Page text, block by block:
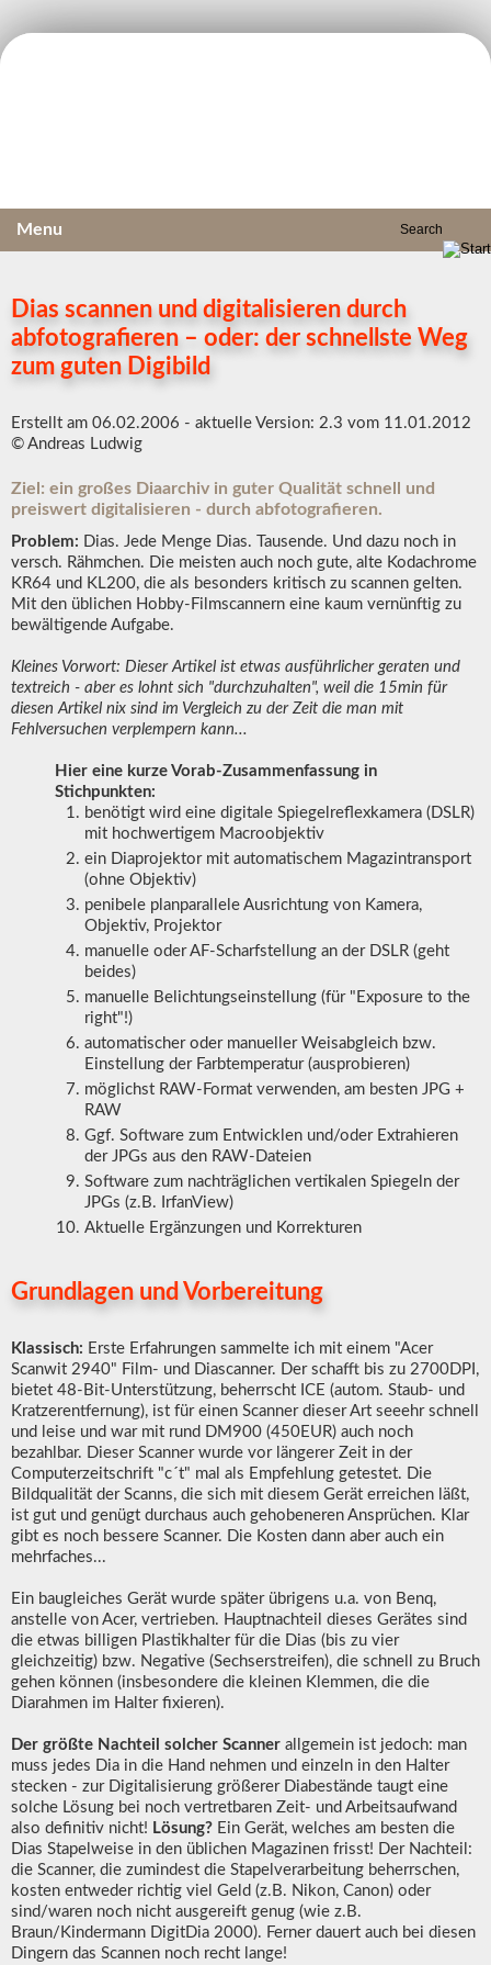
Menu
Dias scannen und digitalisieren durch
abfotografieren – oder: der schnellste Weg
zum guten Digibild
Erstellt am 06.02.2006 - aktuelle Version: 2.3 vom 11.01.2012
© Andreas Ludwig
Ziel: ein großes Diaarchiv in guter Qualität schnell und
preiswert digitalisieren - durch abfotografieren.
Problem: Dias. Jede Menge Dias. Tausende. Und dazu noch in
versch. Rähmchen. Die meisten auch noch gute, alte Kodachrome
KR64 und KL200, die als besonders kritisch zu scannen gelten.
Mit den üblichen Hobby-Filmscannern eine kaum vernünftig zu
bewältigende Aufgabe.
Kleines Vorwort: Dieser Artikel ist etwas ausführlicher geraten und
textreich - aber es lohnt sich "durchzuhalten", weil die 15min für
diesen Artikel nix sind im Vergleich zu der Zeit die man mit
Fehlversuchen verplempern kann...
Hier eine kurze Vorab-Zusammenfassung in
Stichpunkten:
benötigt wird eine digitale Spiegelreflexkamera (DSLR)
mit hochwertigem Macroobjektiv
ein Diaprojektor mit automatischem Magazintransport
(ohne Objektiv)
penibele planparallele Ausrichtung von Kamera,
Objektiv, Projektor
manuelle oder AF-Scharfstellung an der DSLR (geht
beides)
manuelle Belichtungseinstellung (für "Exposure to the
right"!)
automatischer oder manueller Weisabgleich bzw.
Einstellung der Farbtemperatur (ausprobieren)
möglichst RAW-Format verwenden, am besten JPG +
RAW
Ggf. Software zum Entwicklen und/oder Extrahieren
der JPGs aus den RAW-Dateien
Software zum nachträglichen vertikalen Spiegeln der
JPGs (z.B. IrfanView)
Aktuelle Ergänzungen und Korrekturen
Grundlagen und Vorbereitung
Klassisch: Erste Erfahrungen sammelte ich mit einem "Acer
Scanwit 2940" Film- und Diascanner. Der schafft bis zu 2700DPI,
bietet 48-Bit-Unterstützung, beherrscht ICE (autom. Staub- und
Kratzerentfernung), ist für einen Scanner dieser Art seeehr schnell
und leise und war mit rund DM900 (450EUR) auch noch
bezahlbar. Dieser Scanner wurde vor längerer Zeit in der
Computerzeitschrift "c´t" mal als Empfehlung getestet. Die
Bildqualität der Scanns, die sich mit diesem Gerät erreichen läßt,
ist gut und genügt durchaus auch gehobeneren Ansprüchen. Klar
gibt es noch bessere Scanner. Die Kosten dann aber auch ein
mehrfaches...
Ein baugleiches Gerät wurde später übrigens u.a. von Benq,
anstelle von Acer, vertrieben. Hauptnachteil dieses Gerätes sind
die etwas billigen Plastikhalter für die Dias (bis zu vier
gleichzeitig) bzw. Negative (Sechserstreifen), die schnell zu Bruch
gehen können (insbesondere die kleinen Klemmen, die die
Diarahmen im Halter fixieren).
Der größte Nachteil solcher Scanner allgemein ist jedoch: man
muss jedes Dia in die Hand nehmen und einzeln in den Halter
stecken - zur Digitalisierung größerer Diabestände taugt eine
solche Lösung bei noch vertretbaren Zeit- und Arbeitsaufwand
also definitiv nicht! Lösung? Ein Gerät, welches am besten die
Dias Stapelweise in den üblichen Magazinen frisst! Der Nachteil:
die Scanner, die zumindest die Stapelverarbeitung beherrschen,
kosten entweder richtig viel Geld (z.B. Nikon, Canon) oder
sind/waren noch nicht ausgereift genug (wie z.B.
Braun/Kindermann DigitDia 2000). Ferner dauert auch bei diesen
Dingern das Scannen noch recht lange!